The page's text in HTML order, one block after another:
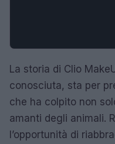
La storia di Clio
conosciuta, sta per
che ha colpito non
amanti degli animali.
l’opportunità di